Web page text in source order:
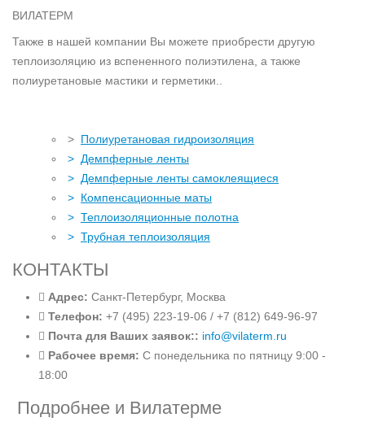
ВИЛАТЕРМ
Также в нашей компании Вы можете приобрести другую
теплоизоляцию из вспененного полиэтилена, а также
полиуретановые мастики и герметики..
> Полиуретановая гидроизоляция
> Демпферные ленты
> Демпферные ленты самоклеящиеся
> Компенсационные маты
> Теплоизоляционные полотна
> Трубная теплоизоляция
КОНТАКТЫ
Адрес: Санкт-Петербург, Москва
Телефон: +7 (495) 223-19-06 / +7 (812) 649-96-97
Почта для Ваших заявок:: info@vilaterm.ru
Рабочее время: С понедельника по пятницу 9:00 -
18:00
Подробнее и Вилатерме